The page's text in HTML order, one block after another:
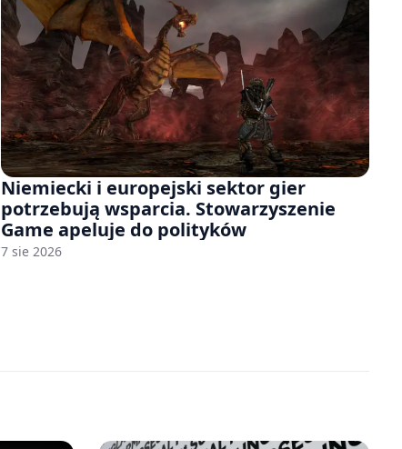
Niemiecki i europejski sektor gier
potrzebują wsparcia. Stowarzyszenie
Game apeluje do polityków
7 sie 2026